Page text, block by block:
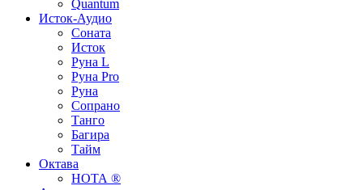
Quantum
Исток-Аудио
Соната
Исток
Руна L
Руна Pro
Руна
Сопрано
Танго
Багира
Тайм
Октава
НОТА ®